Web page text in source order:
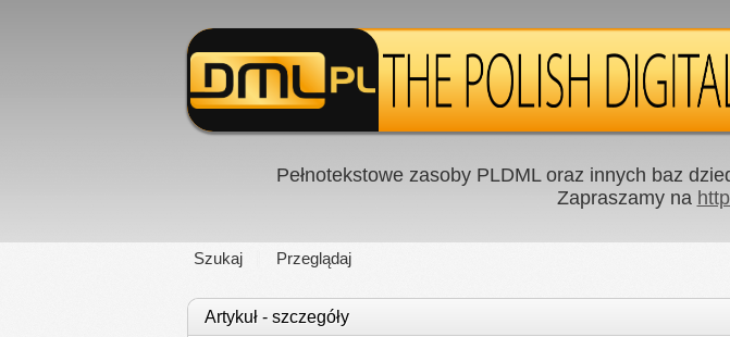
Pełnotekstowe zasoby PLDML oraz innych baz
Zapraszamy na
Szukaj Przeglądaj
Artykuł - szczegóły